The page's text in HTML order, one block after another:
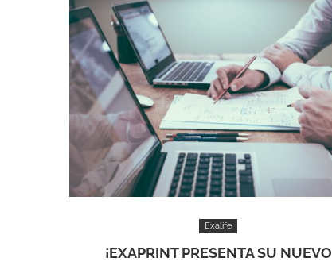
Exalife
¡EXAPRINT PRESENTA SU NUEVO